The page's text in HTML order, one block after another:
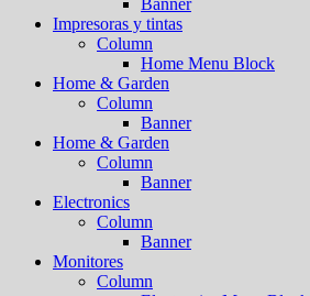
Banner
Impresoras y tintas
Column
Home Menu Block
Home & Garden
Column
Banner
Home & Garden
Column
Banner
Electronics
Column
Banner
Monitores
Column